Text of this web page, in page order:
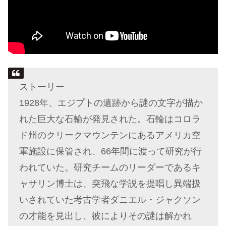
ストーリー
1928年、エジプトの遺跡から謎の文字が描か
れた巨大な石輪が発見された。石輪はコロラ
ド州のクリークマウンテンにあるアメリカ空
軍施設に保管され、66年間に渡って研究が行
われていた。研究チームのリーダーであるキ
ャサリン博士は、突飛な学説を提唱し異端扱
いされていた考古学者ダニエル・ジャクソン
の才能を見出し、彼によりその謎は解かれ